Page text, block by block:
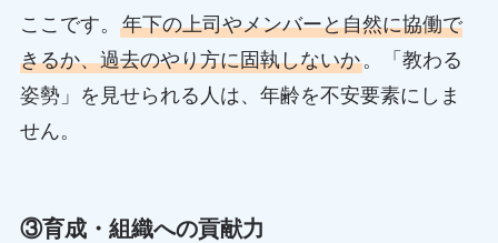
ここです。 年下の上司やメンバーと自然に協働で
きるか、過去のやり方に固執しないか。「教わる
姿勢」を見せられる人は、年齢を不安要素にしま
せん。
③育成・組織への貢献力